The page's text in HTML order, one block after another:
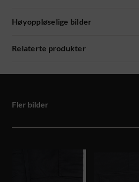
Høyoppløselige bilder
Relaterte produkter
Fler bilder